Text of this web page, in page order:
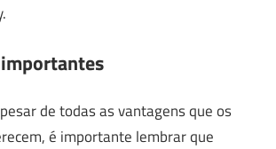
de todas as vantagens que os
é importante lembrar que